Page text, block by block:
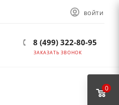
ВОЙТИ
8 (499) 322-80-95
ЗАКАЗАТЬ ЗВОНОК
0